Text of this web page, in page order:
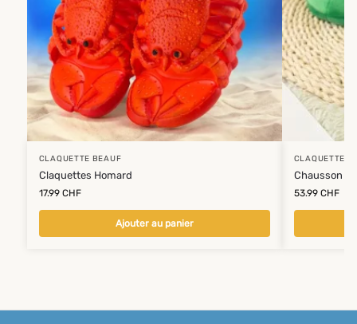
CLAQUETTE BEAUF
Claquettes Homard
17.99 CHF
Ajouter au panier
CLAQUETTE
Chausson
53.99 CHF